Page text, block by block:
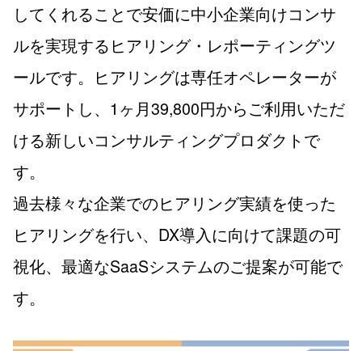
してくれることで安価に中小企業向けコンサ
ルを実現するヒアリング・レポーティングツ
ールです。ヒアリングは専任オペレーターが
サポートし、1ヶ月39,800円からご利用いただ
ける新しいコンサルティングプロダクトで
す。
過去様々な企業でのヒアリング実績を使った
ヒアリングを行い、DX導入に向けて課題の可
視化、最適なSaaSシステムのご提案が可能で
す。